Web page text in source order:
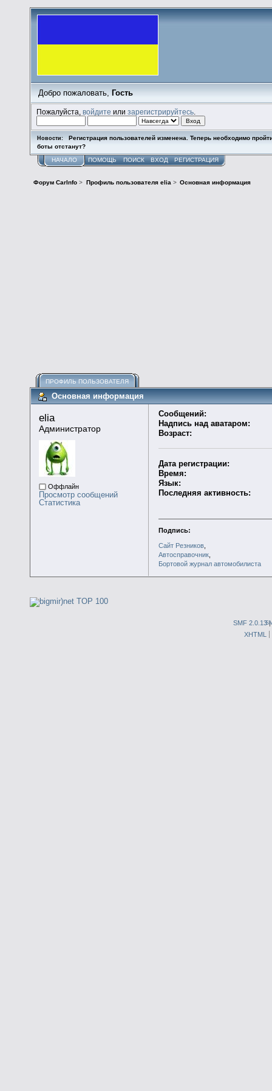
Добро пожаловать, Гость
Пожалуйста,войдите илизарегистрируйтесь
Новости:
Регистрация пользователей изменена. Теперь необходимо
боты отстанут?
НАЧАЛО ПОМОЩЬ ПОИСК ВХОД РЕГИСТРАЦИЯ
Форум CarInfo > Профиль пользователя elia> Основная информация
ПРОФИЛЬ ПОЛЬЗОВАТЕЛЯ
Основная информация
elia
Администратор
Оффлайн
Просмотр сообщений
Статистика
Сообщений:
Надпись над аватаром:
Возраст:
Дата регистрации:
Время:
Язык:
Последняя активность:
Подпись:
Сайт Резников,
Автосправочник,
Бортовой журнал автомобилиста
SMF 2.0.13|
XHTML